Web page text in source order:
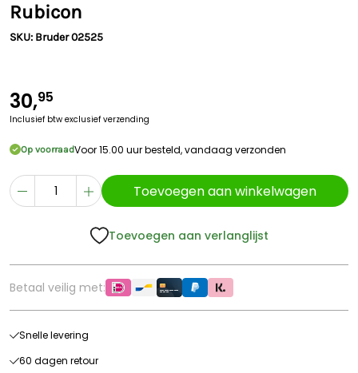
Rubicon
SKU: Bruder 02525
30,95
Inclusief btw exclusief verzending
Op voorraadVoor 15.00 uur besteld, vandaag verzonden
Toevoegen aan winkelwagen
Toevoegen aan verlanglijst
Betaal veilig met:
Snelle levering
60 dagen retour